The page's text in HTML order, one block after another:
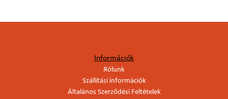
Információk
Rólunk
Szállítási információk
Általános Szerződési Feltételek